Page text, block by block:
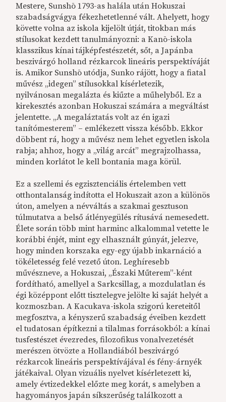
Mestere, Sunshō 1793-as halála után Hokuszai
szabadságvágya fékezhetetlenné vált. Ahelyett, hogy
követte volna az iskola kijelölt útját, titokban más
stílusokat kezdett tanulmányozni: a Kanō-iskola
klasszikus kínai tájképfestészetét, sőt, a Japánba
beszivárgó holland rézkarcok lineáris perspektíváját
is. Amikor Sunshō utódja, Sunko rájött, hogy a fiatal
művész „idegen” stílusokkal kísérletezik,
nyilvánosan megalázta és kiűzte a műhelyből. Ez a
kirekesztés azonban Hokuszai számára a megváltást
jelentette. „A megaláztatás volt az én igazi
tanítómesterem” – emlékezett vissza később. Ekkor
döbbent rá, hogy a művész nem lehet egyetlen iskola
rabja; ahhoz, hogy a „világ arcát” megrajzolhassa,
minden korlátot le kell bontania maga körül.
Ez a szellemi és egzisztenciális értelemben vett
otthontalanság indította el Hokuszait azon a különös
úton, amelyen a névváltás a szakmai gesztuson
túlmutatva a belső átlényegülés rítusává nemesedett.
Élete során több mint harminc alkalommal vetette le
korábbi énjét, mint egy elhasznált gúnyát, jelezve,
hogy minden korszaka egy-egy újabb inkarnáció a
tökéletesség felé vezető úton. Leghíresebb
művészneve, a Hokuszai, „Északi Műterem”-ként
fordítható, amellyel a Sarkcsillag, a mozdulatlan és
égi középpont előtt tisztelegve jelölte ki saját helyét a
kozmoszban. A Kacukava-iskola szigorú kereteitől
megfosztva, a kényszerű szabadság éveiben kezdett
el tudatosan építkezni a tilalmas forrásokból: a kínai
tusfestészet évezredes, filozofikus vonalvezetését
merészen ötvözte a Hollandiából beszivárgó
rézkarcok lineáris perspektívájával és fény-árnyék
játékaival. Olyan vizuális nyelvet kísérletezett ki,
amely évtizedekkel előzte meg korát, s amelyben a
hagyományos japán síkszerűség találkozott a